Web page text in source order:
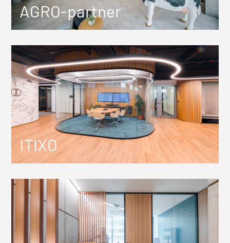
AGRO-partner
ITIXO